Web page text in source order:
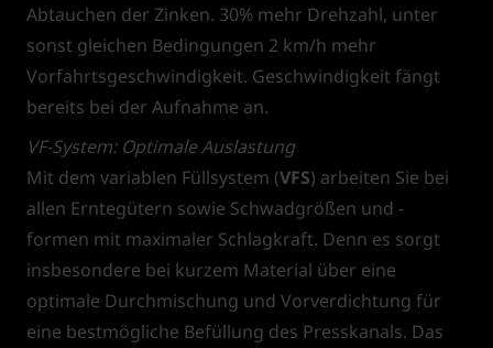
Abtauchen der Zinken. 30% mehr Drehzahl, unter
sonst gleichen Bedingungen 2 km/h mehr
Vorfahrtsgeschwindigkeit. Geschwindigkeit fängt
bereits bei der Aufnahme an.
VF-System: Optimale Auslastung
Mit dem variablen Füllsystem (VFS) arbeiten Sie bei
allen Erntegütern sowie Schwadgrößen und -
formen mit maximaler Schlagkraft. Denn es sorgt
insbesondere bei kurzem Material über eine
optimale Durchmischung und Vorverdichtung für
eine bestmögliche Befüllung des Presskanals. Das